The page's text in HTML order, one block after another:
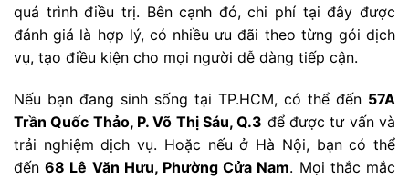
quá trình điều trị. Bên cạnh đó, chi phí tại đây được
đánh giá là hợp lý, có nhiều ưu đãi theo từng gói dịch
vụ, tạo điều kiện cho mọi người dễ dàng tiếp cận.
Nếu bạn đang sinh sống tại TP.HCM, có thể đến 57A
Trần Quốc Thảo, P. Võ Thị Sáu, Q.3 để được tư vấn và
trải nghiệm dịch vụ. Hoặc nếu ở Hà Nội, bạn có thể
đến68 Lê Văn Hưu, Phường Cửa Nam. Mọi thắc mắc